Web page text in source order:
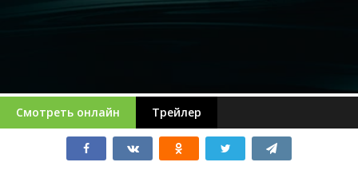
Смотреть онлайн Трейлер